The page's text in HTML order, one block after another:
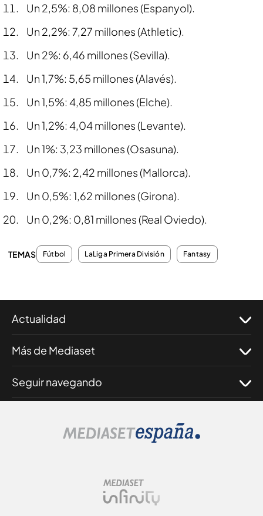
Un 2,5%: 8,08 millones (Espanyol).
Un 2,2%: 7,27 millones (Athletic).
Un 2%: 6,46 millones (Sevilla).
Un 1,7%: 5,65 millones (Alavés).
Un 1,5%: 4,85 millones (Elche).
Un 1,2%: 4,04 millones (Levante).
Un 1%: 3,23 millones (Osasuna).
Un 0,7%: 2,42 millones (Mallorca).
Un 0,5%: 1,62 millones (Girona).
Un 0,2%: 0,81 millones (Real Oviedo).
TEMAS Fútbol LaLiga Primera División Fantasy
Actualidad
Más de Mediaset
Seguir navegando